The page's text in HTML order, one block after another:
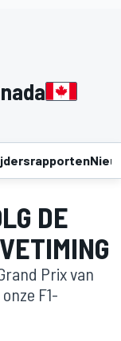
DE
Prix van
F1-